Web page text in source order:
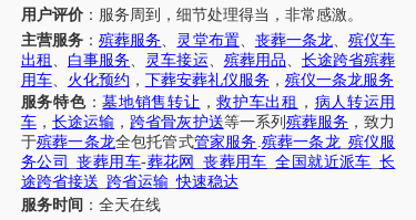
用户评价： 服务周到，细节处理得当，非常感激。
主营服务 ：殡葬服务、 灵堂布置、 丧葬一条龙、殡仪车
出租 、 白事服务、 灵车接运、 殡葬用品、 长途跨省殡葬
用车、 火化预约 ， 下葬安葬礼仪服务 ， 殡仪一条龙服务
服务特色：墓地销售转让 ，救护车出租 ， 病人转运用
车， 长途运输 ，跨省骨灰护送等一系列 殡葬服务 ，致力
于殡葬一条龙全包托管式管家服务 .殡葬一条龙_ 殡仪服
务公司
_丧葬用车-葬花网 丧葬用车 全国就近派车 长
途跨省接送 跨省运输_快速稳达
服务时间 ：全天在线